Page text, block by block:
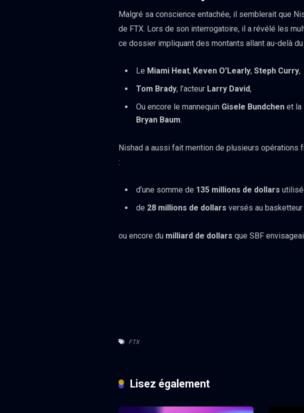
Malgré sa conscience entachée, il semblerait que
de FTX. Lors de son interrogatoire, il a révélé les
ce dossier impliquant des montants allant au-delà
Le Miami Heat, Keven O’Learly, Steph Curry,
Tom Brady, l’acteur Larry David,
Ou encore le mannequin Gisele Bundchen et la
Bryan Baum.
Nishad a aussi fait mention de plusieurs
:
d’une somme de 135 millions de dollars
de 28 millions de dollars versés au basketteur
ou encore du milliard de dollars que SBF
FTX
Lisez également